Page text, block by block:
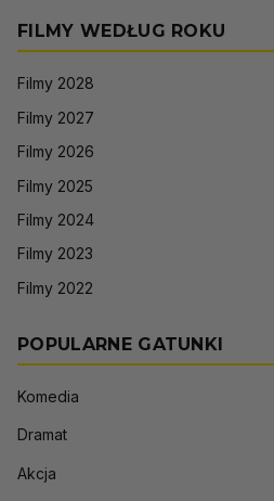
FILMY WEDŁUG ROKU
Filmy 2028
Filmy 2027
Filmy 2026
Filmy 2025
Filmy 2024
Filmy 2023
Filmy 2022
POPULARNE GATUNKI
Komedia
Dramat
Akcja